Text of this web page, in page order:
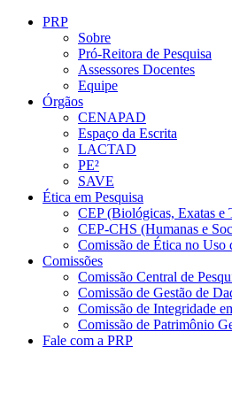
Conteúdo principal
PRP
Sobre
Pró-Reitora de Pesquisa
Assessores Docentes
Equipe
Órgãos
CENAPAD
Espaço da Escrita
LACTAD
PE²
SAVE
Ética em Pesquisa
CEP (Biológicas, Exatas e
CEP-CHS (Humanas e
Comissão de Ética no Uso
Comissões
Comissão Central de
Comissão de Gestão de
Comissão de Integridade
Comissão de Patrimônio
Fale com a PRP